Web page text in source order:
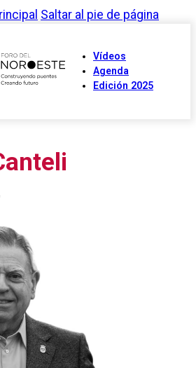
Saltar al pie de página
Vídeos
Agenda
Edición 2025